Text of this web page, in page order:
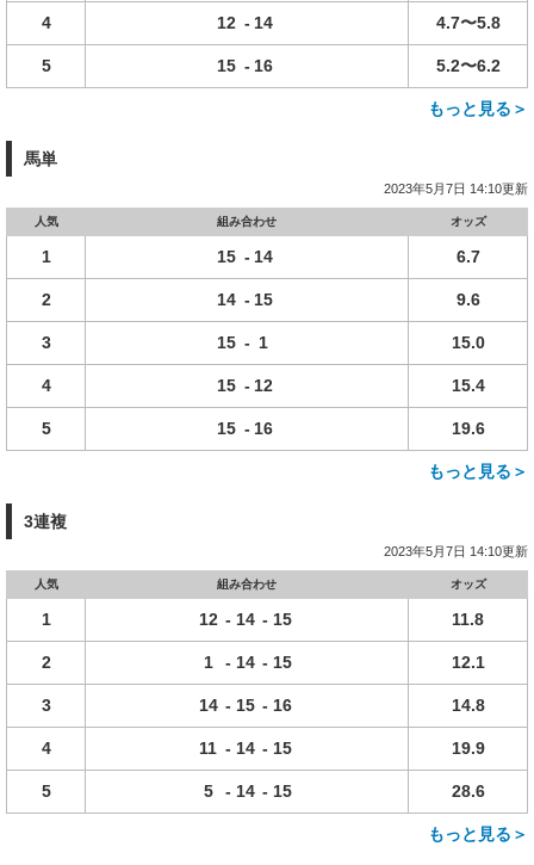
4 12 - 14 4.7〜5.8
5 15 - 16 5.2〜6.2
もっと見る＞
馬単
2023年5月7日 14:10更新
人気 組み合わせ オッズ
1 15 - 14 6.7
2 14 - 15 9.6
3 15 - 1 15.0
4 15 - 12 15.4
5 15 - 16 19.6
もっと見る＞
3連複
2023年5月7日 14:10更新
人気 組み合わせ オッズ
1 12 - 14 - 15 11.8
2 1 - 14 - 15 12.1
3 14 - 15 - 16 14.8
4 11 - 14 - 15 19.9
5 5 - 14 - 15 28.6
もっと見る＞